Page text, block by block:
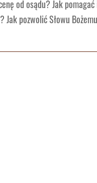
od osądu? Jak
Jak pozwolić Słowu